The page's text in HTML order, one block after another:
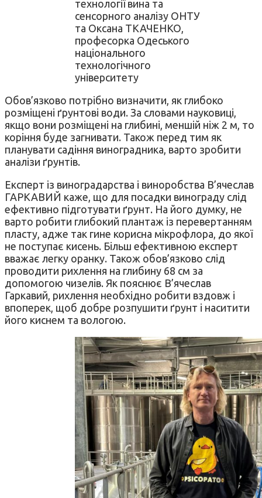
технології вина та
сенсорного аналізу ОНТУ
та Оксана ТКАЧЕНКО,
професорка Одеського
національного
технологічного
університету
Обов’язково потрібно визначити, як глибоко
розміщені ґрунтові води. За словами науковиці,
якщо вони розміщені на глибині, меншій ніж 2 м, то
коріння буде загнивати. Також перед тим як
планувати садіння виноградника, варто зробити
аналізи ґрунтів.
Експерт із виноградарства і виноробства В’ячеслав
ГАРКАВИЙ каже, що для посадки винограду слід
ефективно підготувати ґрунт. На його думку, не
варто робити глибокий плантаж із перевертанням
пласту, адже так гине корисна мікрофлора, до якої
не поступає кисень. Більш ефективною експерт
вважає легку оранку. Також обов’язково слід
проводити рихлення на глибину 68 см за
допомогою чизелів. Як пояснює В’ячеслав
Гаркавий, рихлення необхідно робити вздовж і
впоперек, щоб добре розпушити ґрунт і наситити
його киснем та вологою.